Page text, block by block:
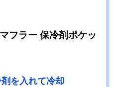
フラー 保冷剤ポケッ
を入れて冷却